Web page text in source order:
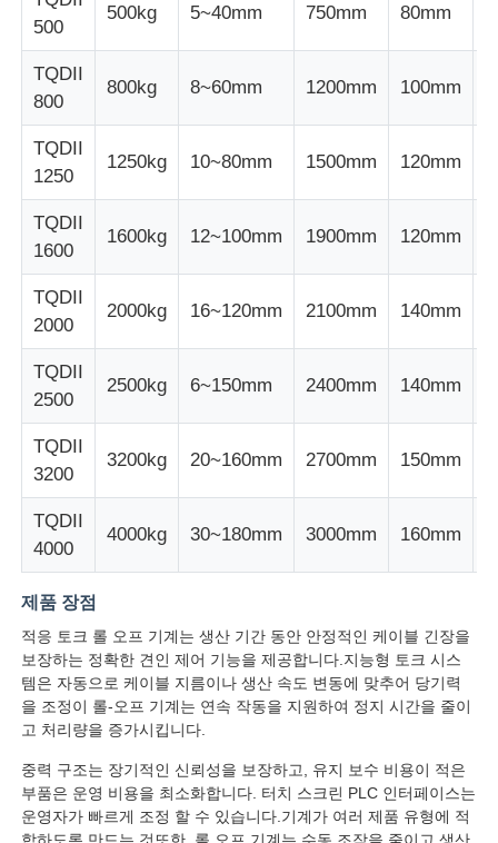
공장 투어
연락처
뉴스
모든 케이스
진압 생산 라인
와이어 압출 라인
와이어 스트랜딩 기계
이중 트위스트 스트랜딩 머신
기갑 기계
500
500kg 5~40mm 750mm 80mm
TQDII
800
800kg 8~60mm 1200mm 100mm
TQDII
1250
1250kg 10~80mm 1500mm 120mm
TQDII
1600
1600kg 12~100mm 1900mm 120mm
TQDII
2000
2000kg 16~120mm 2100mm 140mm
TQDII
2500
2500kg 6~150mm 2400mm 140mm
TQDII
3200
3200kg 20~160mm 2700mm 150mm
TQDII
4000
4000kg 30~180mm 3000mm 160mm
제품 장점
적응 토크 롤 오프 기계는 생산 기간 동안 안정적인 케이블 긴장을
보장하는 정확한 견인 제어 기능을 제공합니다.지능형 토크 시스
템은 자동으로 케이블 지름이나 생산 속도 변동에 맞추어 당기력
을 조정이 롤-오프 기계는 연속 작동을 지원하여 정지 시간을 줄이
고 처리량을 증가시킵니다.
중력 구조는 장기적인 신뢰성을 보장하고, 유지 보수 비용이 적은
부품은 운영 비용을 최소화합니다. 터치 스크린 PLC 인터페이스는
운영자가 빠르게 조정 할 수 있습니다.기계가 여러 제품 유형에 적
합하도록 만드는 것또한, 롤 오프 기계는 수동 조작을 줄이고 생산